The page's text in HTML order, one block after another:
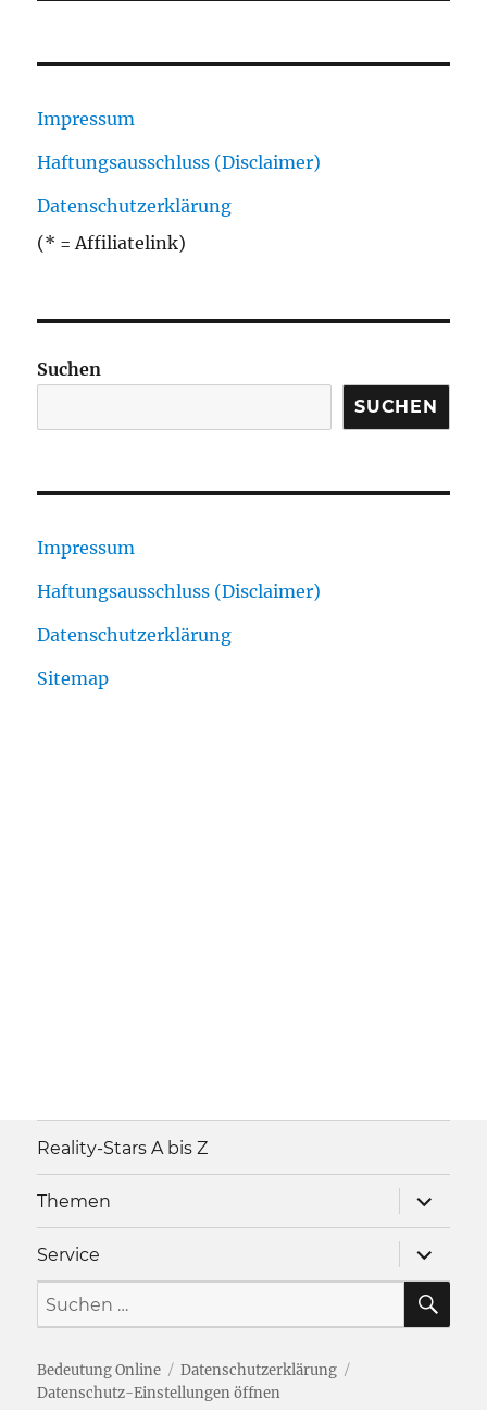
Impressum
Haftungsausschluss (Disclaimer)
Datenschutzerklärung
(* = Affiliatelink)
Suchen
SUCHEN
Impressum
Haftungsausschluss (Disclaimer)
Datenschutzerklärung
Sitemap
Reality-Stars A bis Z
Themen
anzeigen
Service
anzeigen
Suche
nach:
Bedeutung Online
Datenschutzerklärung
Datenschutz-Einstellungen öffnen